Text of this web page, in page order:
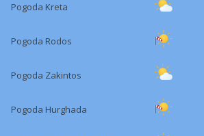
Pogoda Kreta
Pogoda Rodos
Pogoda Zakintos
Pogoda Hurghada